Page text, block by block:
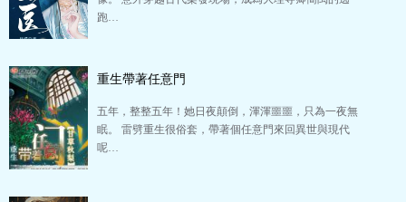
跑…
重生帶著任意門
五年，整整五年！她日夜顛倒，渾渾噩噩，只為一夜無
眠。 雷劈重生很俗套，帶著個任意門來回異世與現代
呢…